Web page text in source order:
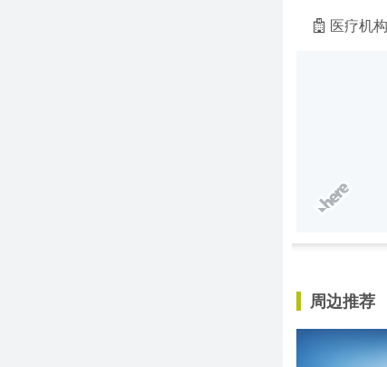
医疗机
周边推荐